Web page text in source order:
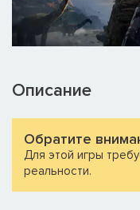
Описание
Обратите
Для этой игры
реальности.